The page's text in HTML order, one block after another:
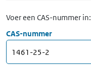
Voer een CAS-nummer in:
CAS-nummer